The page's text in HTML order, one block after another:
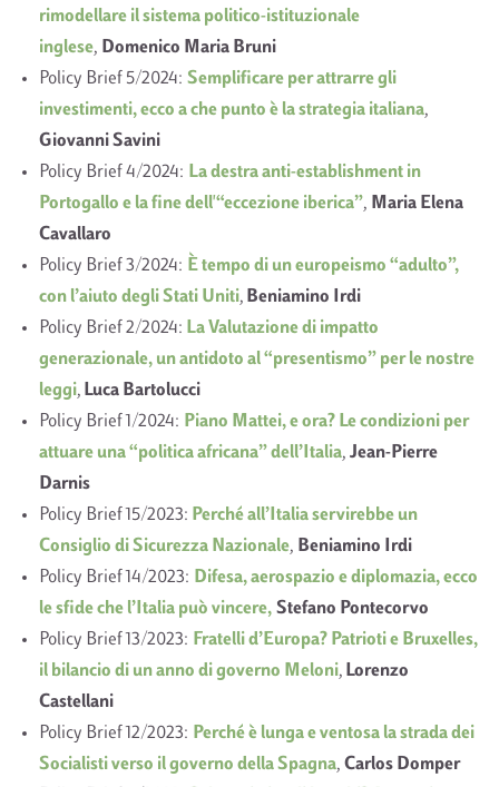
rimodellare il sistema politico-istituzionale
inglese, Domenico Maria Bruni
Policy Brief 5/2024: Semplificare per attrarre gli
investimenti, ecco a che punto è la strategia italiana,
Giovanni Savini
Policy Brief 4/2024: La destra anti-establishment in
Portogallo e la fine dell'“eccezione iberica”, Maria Elena
Cavallaro
Policy Brief 3/2024: È tempo di un europeismo “adulto”,
con l’aiuto degli Stati Uniti,Beniamino Irdi
Policy Brief 2/2024: La Valutazione di impatto
generazionale, un antidoto al “presentismo” per le nostre
leggi,Luca Bartolucci
Policy Brief 1/2024: Piano Mattei, e ora? Le condizioni per
attuare una “politica africana” dell’Italia, Jean-Pierre
Darnis
Policy Brief 15/2023: Perché all’Italia servirebbe un
Consiglio di Sicurezza Nazionale, Beniamino Irdi
Policy Brief 14/2023: Difesa, aerospazio e diplomazia, ecco
le sfide che l’Italia può vincere, Stefano Pontecorvo
Policy Brief 13/2023: Fratelli d’Europa? Patrioti e Bruxelles,
il bilancio di un anno di governo Meloni,Lorenzo
Castellani
Policy Brief 12/2023: Perché è lunga e ventosa la strada dei
Socialisti verso il governo della Spagna, Carlos Domper